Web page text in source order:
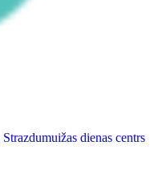
Strazdumuižas dienas centrs